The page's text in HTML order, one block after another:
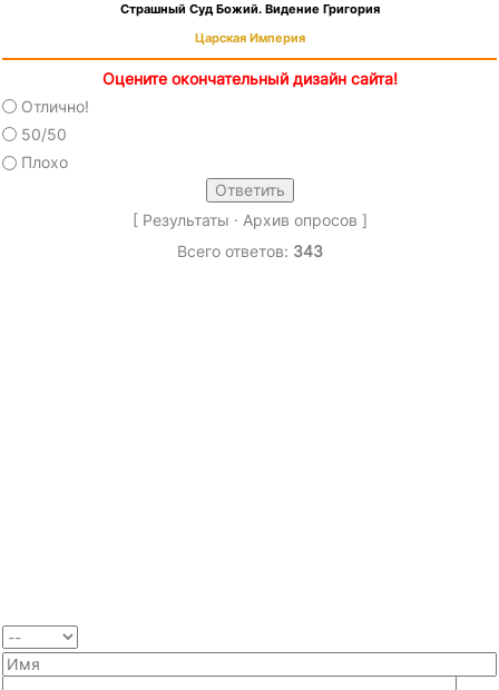
Страшный Суд Божий. Видение Григория
Царская Империя
Оцените окончательный дизайн сайта!
Отлично!
50/50
Плохо
[ Результаты · Архив опросов ]
Всего ответов: 343